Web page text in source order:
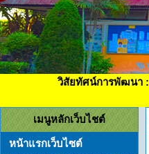
วิสัยทัศน์การพัฒนา :
เมนูหลักเว็บไชต์
หน้าแรกเว็บไซต์